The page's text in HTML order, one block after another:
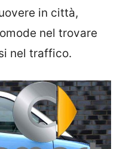
in città,
nel trovare
nel traffico.